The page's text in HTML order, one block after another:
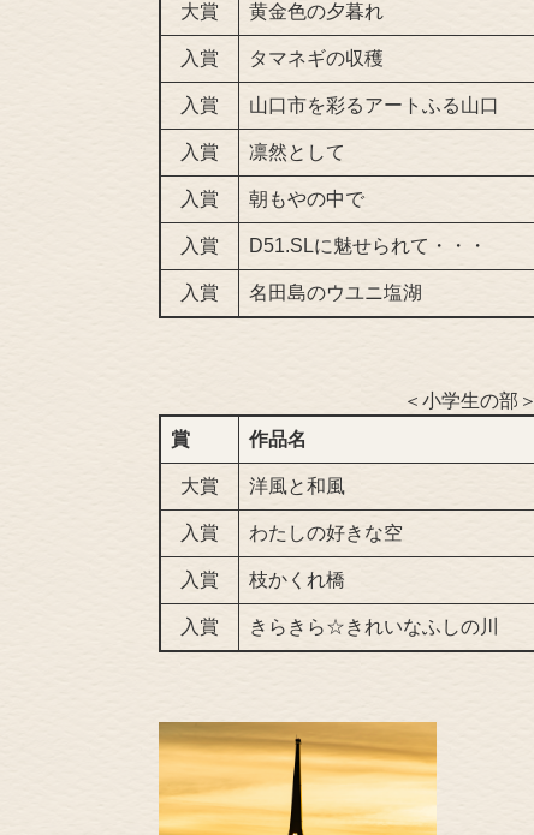
大賞 黄金色の夕暮れ
入賞 タマネギの収穫
入賞 山口市を彩るアートふる山口
入賞 凛然として
入賞 朝もやの中で
入賞 D51.SLに魅せられて・・・
入賞 名田島のウユニ塩湖
賞 作品名
＜小学生の部＞
大賞 洋風と和風
入賞 わたしの好きな空
入賞 枝かくれ橋
入賞 きらきら☆きれいなふしの川